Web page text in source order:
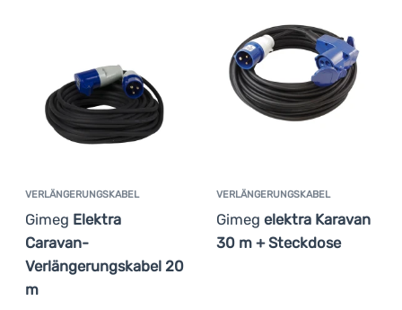
VERLÄNGERUNGSKABEL
Gimeg Elektra
Caravan-
Verlängerungskabel 20
m
VERLÄNGERUNGSKABEL
Gimeg elektra Karavan
30 m + Steckdose